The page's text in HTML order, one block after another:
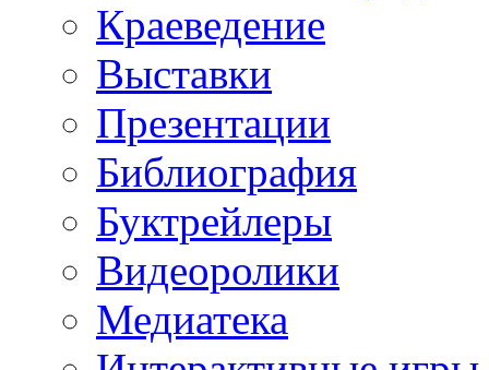
Краеведение
Выставки
Презентации
Библиография
Буктрейлеры
Видеоролики
Медиатека